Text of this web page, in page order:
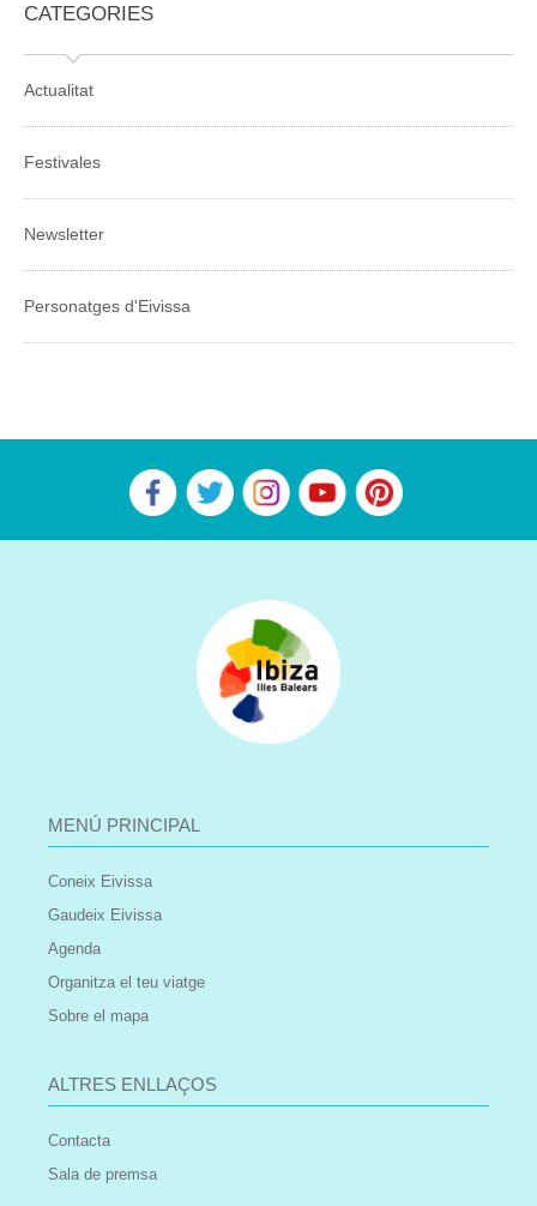
CATEGORIES
Actualitat
Festivales
Newsletter
Personatges d'Eivissa
MENÚ PRINCIPAL
Coneix Eivissa
Gaudeix Eivissa
Agenda
Organitza el teu viatge
Sobre el mapa
ALTRES ENLLAÇOS
Contacta
Sala de premsa